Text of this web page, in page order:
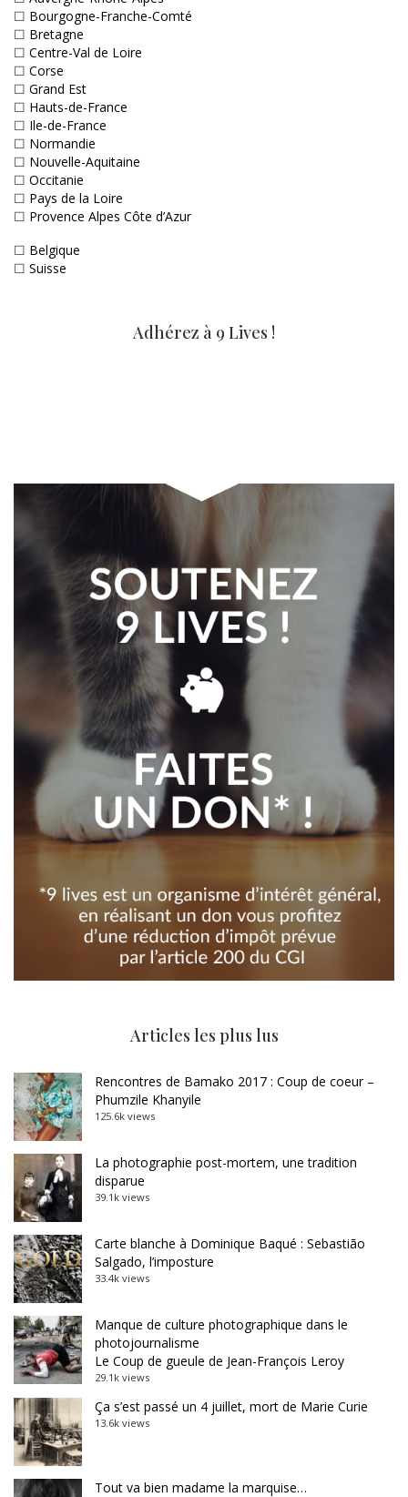
☐ Bourgogne-Franche-Comté
☐ Bretagne
☐ Centre-Val de Loire
☐ Corse
☐ Grand Est
☐ Hauts-de-France
☐ Ile-de-France
☐ Normandie
☐ Nouvelle-Aquitaine
☐ Occitanie
☐ Pays de la Loire
☐ Provence Alpes Côte d’Azur
☐ Belgique
☐ Suisse
Adhérez à 9 Lives !
Articles les plus lus
Rencontres de Bamako 2017 : Coup de coeur –
Phumzile Khanyile
125.6k views
La photographie post-mortem, une tradition
disparue
39.1k views
Carte blanche à Dominique Baqué : Sebastião
Salgado, l’imposture
33.4k views
Manque de culture photographique dans le
photojournalisme
Le Coup de gueule de Jean-François Leroy
29.1k views
Ça s’est passé un 4 juillet, mort de Marie Curie
13.6k views
Tout va bien madame la marquise…